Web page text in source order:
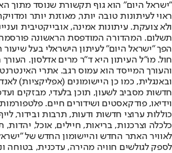
"ישראל היום" הוא גוף תקשורת שנוסד מתוך
ראוי לעיתונות טובה יותר, מאוזנת יותר
ולא צועקת. עיתונות אמינה, אובייקטיבית
הפך "ישראל היום" לעיתון הישראלי בעל
חול. מו"ל העיתון היא ד"ר מרים אדלסון.
והעורך המייסד הוא עמוס רגב. אתרי
חדשות מסביב לשעון, תוכן בלעדי, מבזקים
וידיאו, פודקאסטים ושידורים חיים.
כוללות ערוצי חדשות ודעות, תרבות ובידור,
לאוויר האתר החדש והיישומון החדש של
לספק לגולשים חוויה מהירה, עדכנית, בטוחה